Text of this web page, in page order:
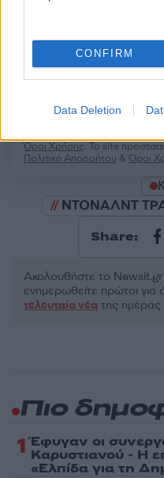
CONFIRM
Data Deletion
Όροι Χρήσης. Το site
Πολιτική Απορρήτου &Όροι
ΝΤΟΝΑΛΝΤ
Share:
Ακολουθήστε το Νewsit.gr
ενημερωθείτε πρώτοι για
τελευταία νέα της ημέρας
Πιο
1 Έφυγαν οι
Καρυστιανού - Η
«Ελπίδα για τη